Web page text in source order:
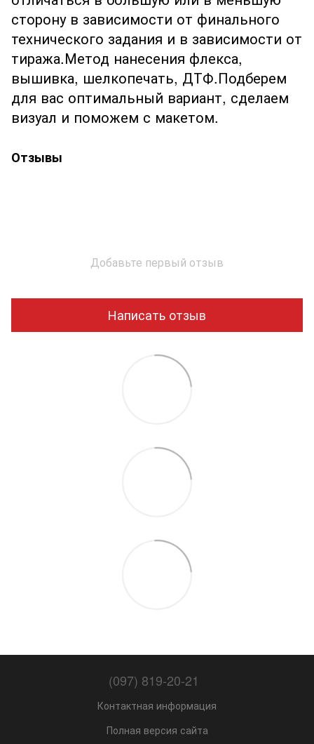
сторону в зависимости от финального
технического задания и в зависимости от
тиража.Метод нанесения флекса,
вышивка, шелкопечать, ДТФ.Подберем
для вас оптимальный вариант, сделаем
визуал и поможем с макетом.
Отзывы
Добавьте первый отзыв
Написать отзыв
(097) 819-20-21
Контактная информация
Полная версия сайта